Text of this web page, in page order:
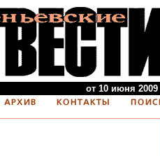
от 10 июня 2009